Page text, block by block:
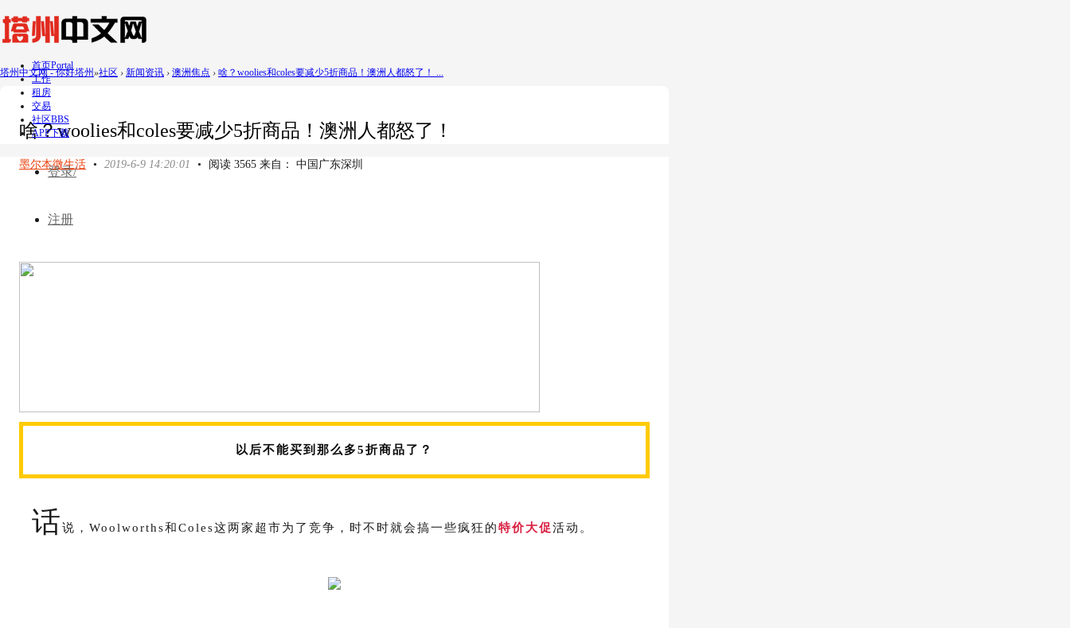
首页Portal
工作
租房
交易
社区BBS
APP下载
登录/
注册
塔州中文网 - 你好塔州»社区 › 新闻资讯 › 澳洲焦点 › 啥？woolies和coles要减少5折商品！澳洲人都怒了！ ...
啥？woolies和coles要减少5折商品！澳洲人都怒了！
墨尔本微生活 • 2019-6-9 14:20:01 • 阅读 3565 来自： 中国广东深圳
以后不能买到那么多5折商品了？
话说，Woolworths和Coles这两家超市为了竞争，时不时就会搞一些疯狂的特价大促活动。